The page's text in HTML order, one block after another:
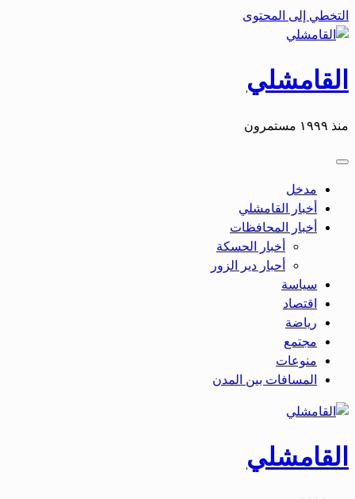
التخطي إلى المحتوى
القامشلي
منذ ١٩٩٩ مستمرون
مدخل
أخبار القامشلي
أخبار المحافظات
أخبار الحسكة
أحبار دير الزور
سياسة
اقتصاد
رياضة
مجتمع
منوعات
المسافات بين المدن
القامشلي